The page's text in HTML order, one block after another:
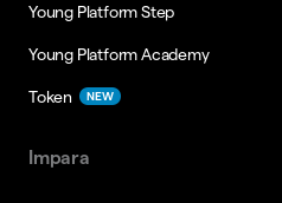
Young Platform Step
Young Platform Academy
Token NEW
Impara